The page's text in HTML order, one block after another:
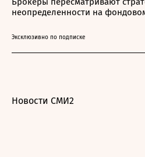
неопределенности на
Эксклюзивно по подписке
Новости СМИ2